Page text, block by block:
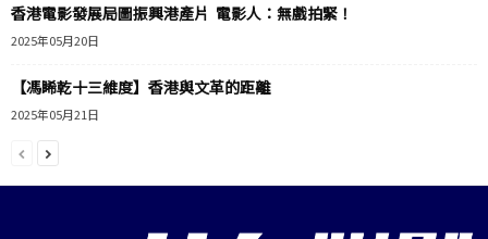
香港電影發展局圖振興港產片 電影人：無戲拍緊！
2025年05月20日
【馮睎乾十三維度】香港與文革的距離
2025年05月21日